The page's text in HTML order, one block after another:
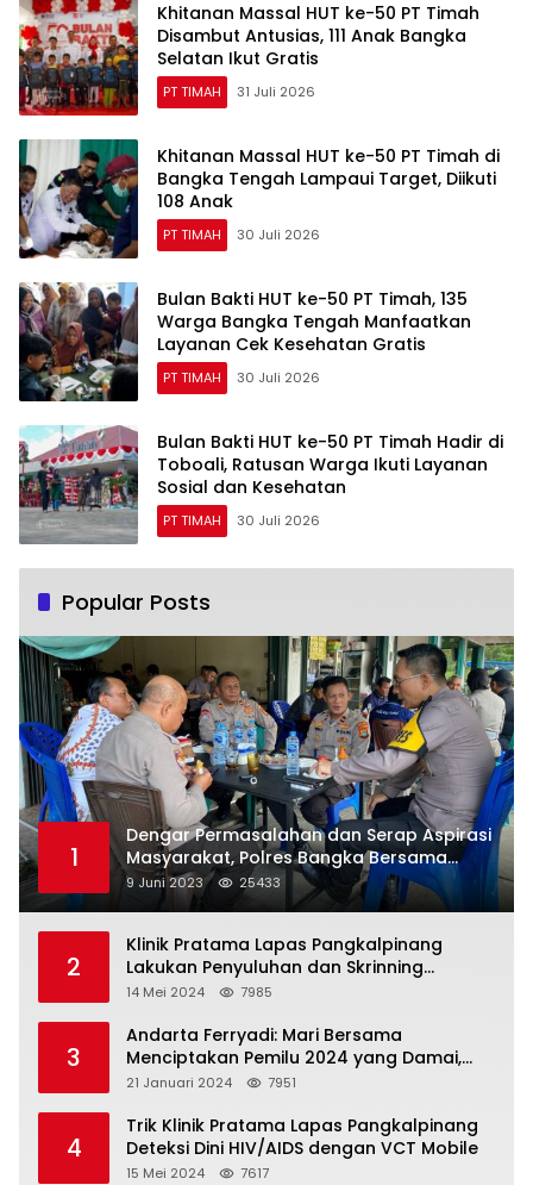
Khitanan Massal HUT ke-50 PT Timah
Disambut Antusias, 111 Anak Bangka
Selatan Ikut Gratis
PT TIMAH 31 Juli 2026
Khitanan Massal HUT ke-50 PT Timah di
Bangka Tengah Lampaui Target, Diikuti
108 Anak
PT TIMAH 30 Juli 2026
Bulan Bakti HUT ke-50 PT Timah, 135
Warga Bangka Tengah Manfaatkan
Layanan Cek Kesehatan Gratis
PT TIMAH 30 Juli 2026
Bulan Bakti HUT ke-50 PT Timah Hadir di
Toboali, Ratusan Warga Ikuti Layanan
Sosial dan Kesehatan
PT TIMAH 30 Juli 2026
Popular Posts
1
Dengar Permasalahan dan Serap Aspirasi
Masyarakat, Polres Bangka Bersama
Polsek Pemali Rutin Gelar Jumat Curhat
9 Juni 2023 25433
2
Klinik Pratama Lapas Pangkalpinang
Lakukan Penyuluhan dan Skrinning
Kesehatan Jiwa Bagi Warga Binaan
14 Mei 2024 7985
3
Andarta Ferryadi: Mari Bersama
Menciptakan Pemilu 2024 yang Damai,
Jujur dan Adil.
21 Januari 2024 7951
4
Trik Klinik Pratama Lapas Pangkalpinang
Deteksi Dini HIV/AIDS dengan VCT Mobile
15 Mei 2024 7617